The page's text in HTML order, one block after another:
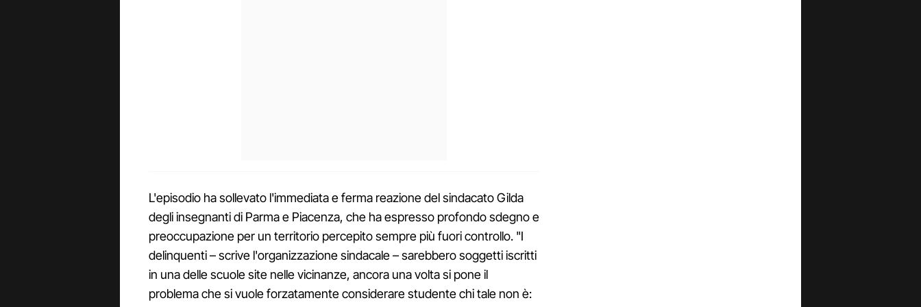
L'episodio ha sollevato l'immediata e ferma reazione del sindacato Gilda
degli insegnanti di Parma e Piacenza, che ha espresso profondo sdegno e
preoccupazione per un territorio percepito sempre più fuori controllo. "I
delinquenti – scrive l'organizzazione sindacale – sarebbero soggetti iscritti
in una delle scuole site nelle vicinanze, ancora una volta si pone il
problema che si vuole forzatamente considerare studente chi tale non è: